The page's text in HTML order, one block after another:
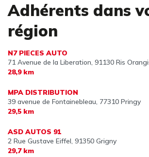
Adhérents dans
région
N7 PIECES AUTO
71 Avenue de la Liberation, 91130 Ris
28,9 km
MPA DISTRIBUTION
39 avenue de Fontainebleau, 77310 Pringy
29,5 km
ASD AUTOS 91
2 Rue Gustave Eiffel, 91350 Grigny
29,7 km